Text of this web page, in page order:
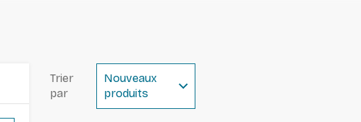
avec les albums Caravelle.
Trier
par
Nouveaux
produits